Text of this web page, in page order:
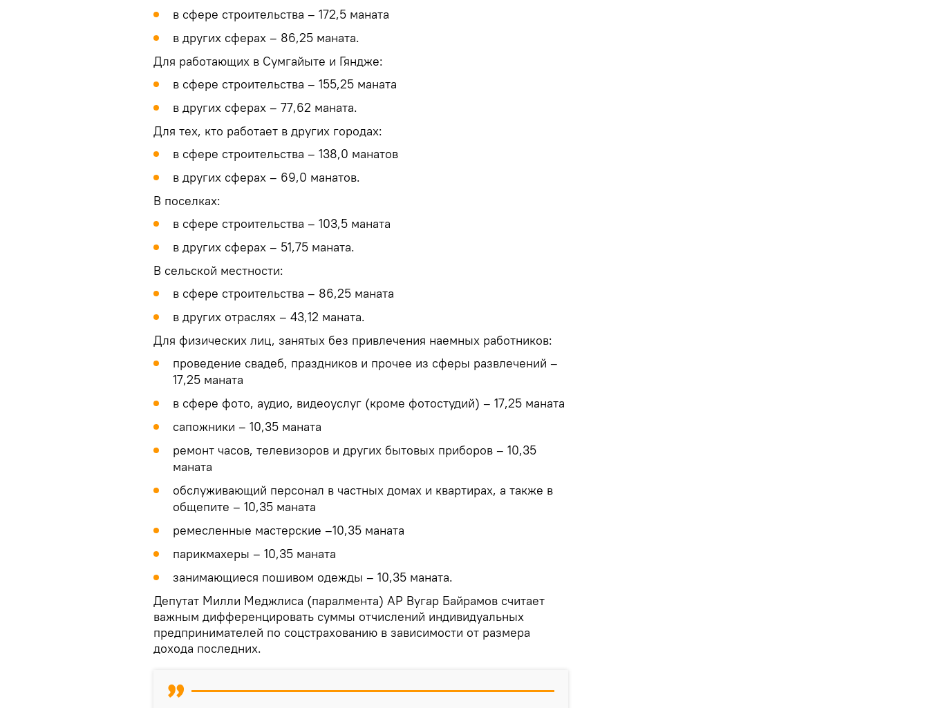
в сфере строительства – 172,5 маната
в других сферах – 86,25 маната.
Для работающих в Сумгайыте и Гяндже:
в сфере строительства – 155,25 маната
в других сферах – 77,62 маната.
Для тех, кто работает в других городах:
в сфере строительства – 138,0 манатов
в других сферах – 69,0 манатов.
В поселках:
в сфере строительства – 103,5 маната
в других сферах – 51,75 маната.
В сельской местности:
в сфере строительства – 86,25 маната
в других отраслях – 43,12 маната.
Для физических лиц, занятых без привлечения наемных работников:
проведение свадеб, праздников и прочее из сферы развлечений –
17,25 маната
в сфере фото, аудио, видеоуслуг (кроме фотостудий) – 17,25 маната
сапожники – 10,35 маната
ремонт часов, телевизоров и других бытовых приборов – 10,35
маната
обслуживающий персонал в частных домах и квартирах, а также в
общепите – 10,35 маната
ремесленные мастерские –10,35 маната
парикмахеры – 10,35 маната
занимающиеся пошивом одежды – 10,35 маната.
Депутат Милли Меджлиса (паралмента) АР Вугар Байрамов считает
важным дифференцировать суммы отчислений индивидуальных
предпринимателей по соцстрахованию в зависимости от размера
дохода последних.